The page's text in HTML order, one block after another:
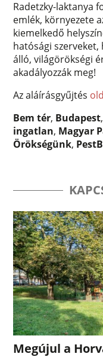
Radetzky-laktanya
emlék, környezete
kiemelkedő
hatósági
álló, világörökségi
akadályozzák meg!
Az aláírásgyűjtés
Bem tér, Budapest,
ingatlan, Magyar
Örökségünk,
Megújul a